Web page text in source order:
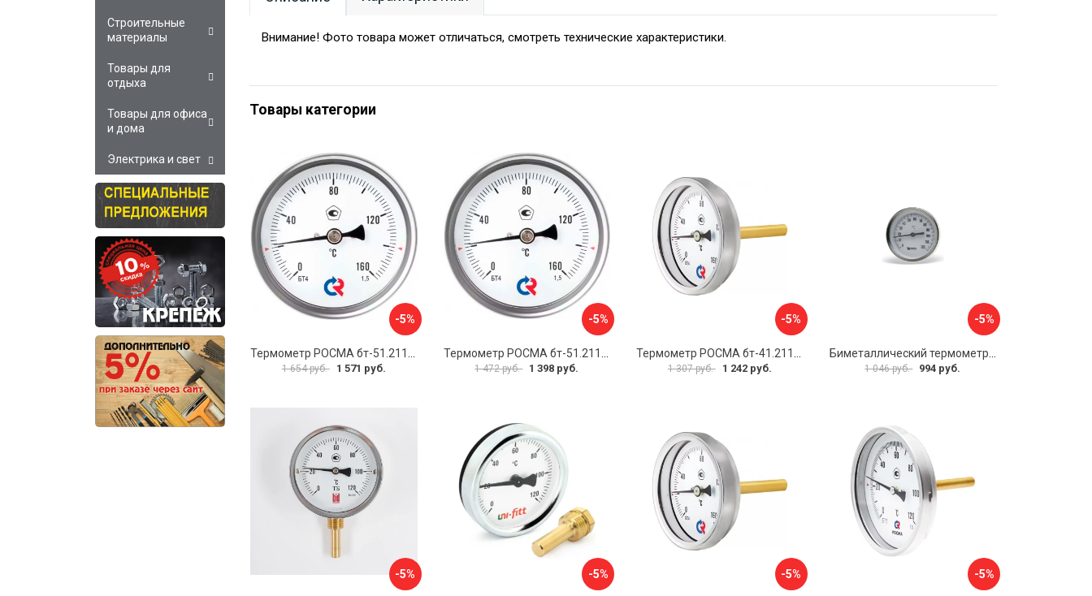
Внимание! Фото товара может отличаться, смотреть технические характеристики.
Товары категории
-5%
1 654 руб. 1 571 руб.
-5%
1 472 руб. 1 398 руб.
-5%
1 307 руб. 1 242 руб.
-5%
1 046 руб. 994 руб.
-5% -5% -5% -5%
Строительные
материалы
Товары для
отдыха
Товары для офиса
и дома
Электрика и свет